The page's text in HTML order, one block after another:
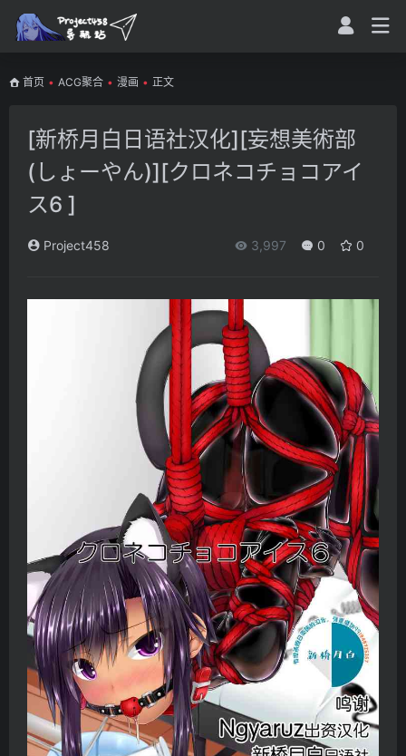
首页 • ACG聚合 • 漫画 • 正文
[新桥月白日语社汉化][妄想美術部
(しょーやん)][クロネコチョコアイ
ス6 ]
Project458 3,997 0 0